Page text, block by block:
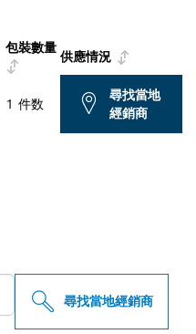
包裝數量
供應情況
1 件数
尋找當地
經銷商
尋找當地經銷商